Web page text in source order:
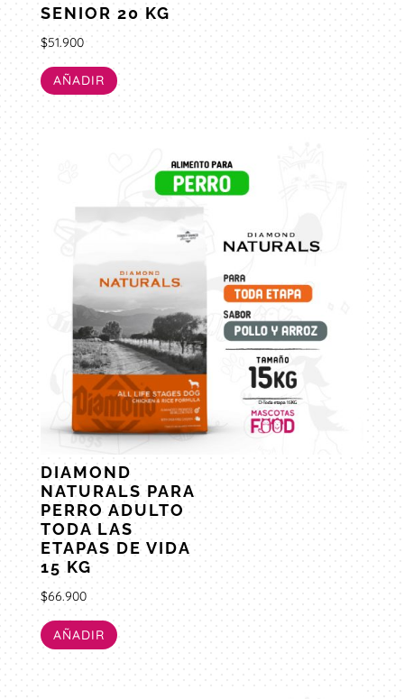
SENIOR 20 KG
$51.900
AÑADIR
DIAMOND
NATURALS PARA
PERRO ADULTO
TODA LAS
ETAPAS DE VIDA
15 KG
$66.900
AÑADIR